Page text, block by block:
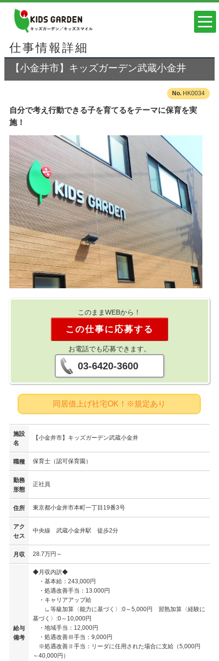
仕事情報詳細
【小金井市】キッズガーデン武蔵小金井
HK0034
自分で考え行動できる子を育てるをテーマに保育を実
施！
このままWEBから！
この仕事に応募する
お電話でも応募できます。
03-6420-3600
同居借上げ社宅OK！※規定あり
施設
名
【小金井市】キッズガーデン武蔵小金井
職種 保育士（認可保育園）
勤務
形態
正社員
住所 東京都小金井市本町一丁目19番3号
アク
セス
中央線 武蔵小金井駅 徒歩2分
月収 28.7万円～
給与
備考
◆月収内訳◆
・基本給：243,000円
・処遇改善手当：13.000円
・キャリアアップ給
∟等級加算〈能力に基づく〉:0～5,000円 習熟加算〈経験に
基づく〉:0～10,000円
・地域手当：12,000円
・処遇改善Ⅲ手当：9,000円
※処遇改善Ⅱ手当：リーダに任用された場合に支給（5,000円
～40,000円）